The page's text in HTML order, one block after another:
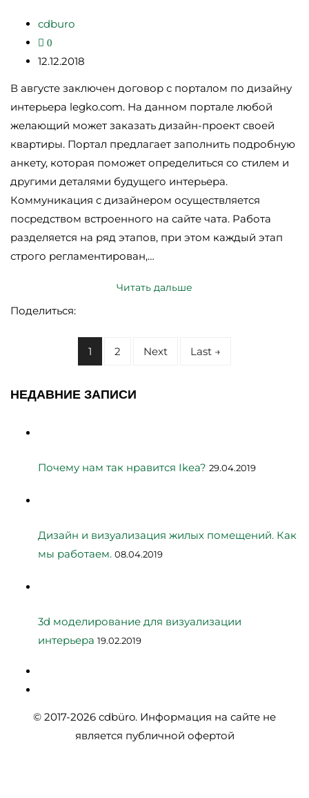
cdburo
0
12.12.2018
В августе заключен договор с порталом по дизайну
интерьера legko.com. На данном портале любой
желающий может заказать дизайн-проект своей
квартиры. Портал предлагает заполнить подробную
анкету, которая поможет определиться со стилем и
другими деталями будущего интерьера.
Коммуникация с дизайнером осуществляется
посредством встроенного на сайте чата. Работа
разделяется на ряд этапов, при этом каждый этап
строго регламентирован,…
Читать дальше
Поделиться:
1 2 Next Last →
НЕДАВНИЕ ЗАПИСИ
Почему нам так нравится Ikea? 29.04.2019
Дизайн и визуализация жилых помещений. Как
мы работаем. 08.04.2019
3d моделирование для визуализации
интерьера 19.02.2019
© 2017-2026 сdbüro. Информация на сайте не
является публичной офертой